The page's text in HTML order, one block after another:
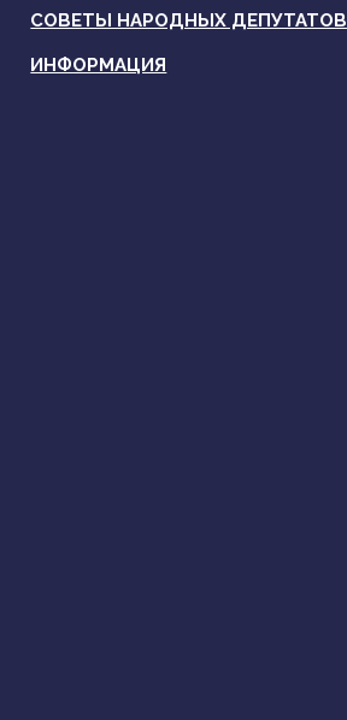
СОВЕТЫ НАРОДНЫХ ДЕПУТАТОВ
ИНФОРМАЦИЯ